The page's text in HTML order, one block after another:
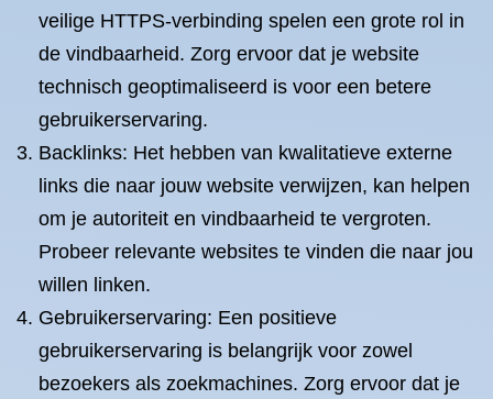
veilige HTTPS-verbinding spelen een grote rol in
de vindbaarheid. Zorg ervoor dat je website
technisch geoptimaliseerd is voor een betere
gebruikerservaring.
Backlinks: Het hebben van kwalitatieve externe
links die naar jouw website verwijzen, kan helpen
om je autoriteit en vindbaarheid te vergroten.
Probeer relevante websites te vinden die naar jou
willen linken.
Gebruikerservaring: Een positieve
gebruikerservaring is belangrijk voor zowel
bezoekers als zoekmachines. Zorg ervoor dat je